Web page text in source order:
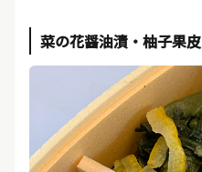
菜の花醤油漬・柚子果皮